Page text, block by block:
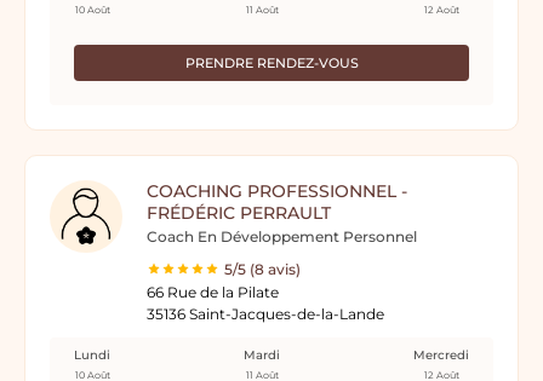
PRENDRE RENDEZ-VOUS
10 Août 11 Août 12 Août
COACHING PROFESSIONNEL -
FRÉDÉRIC PERRAULT
Coach En Développement Personnel
5/5 (8 avis)
66 Rue de la Pilate
35136 Saint-Jacques-de-la-Lande
Lundi
10 Août
Mardi
11 Août
Mercredi
12 Août